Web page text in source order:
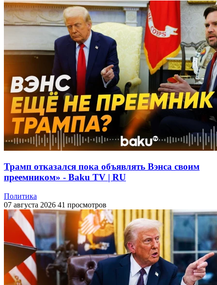
Трамп отказался пока объявлять Вэнса своим
преемником» - Baku TV | RU
Политика
07 августа 2026 41 просмотров